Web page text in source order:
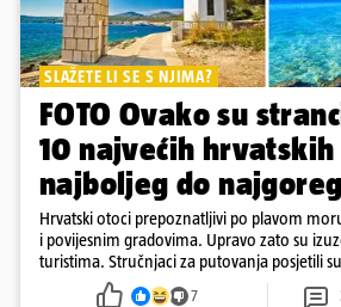
SLAŽETE LI SE S NJIMA?
FOTO Ovako su
10 najvećih
najboljeg do najgoreg
Hrvatski otoci prepoznatljivi po plavom
i povijesnim gradovima. Upravo zato su
turistima. Stručnjaci za putovanja posjetili
rangirali ih
7